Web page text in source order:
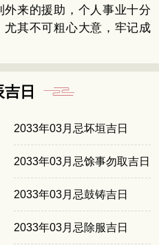
来的援助，个人事业十分
其不可粗心大意，牢记成
吉日
2033年03月忌坏垣吉日
2033年03月忌馀事勿取吉日
2033年03月忌鼓铸吉日
2033年03月忌除服吉日